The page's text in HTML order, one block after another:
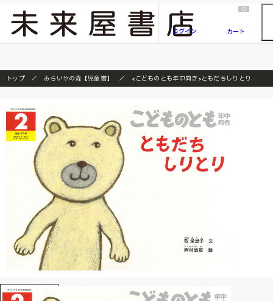
『ONE PIECE magazine 021 ONE PIECEカード付き同梱版』発売延期のご案内
ログイン
0
カート
トップ みらいやの森【児童書】 <こどものとも年中向き>ともだちしりとり